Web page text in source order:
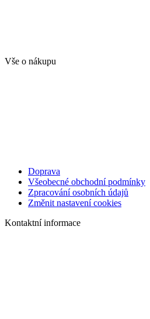
Vše o nákupu
Doprava
Všeobecné obchodní podmínky
Zpracování osobních údajů
Změnit nastavení cookies
Kontaktní informace